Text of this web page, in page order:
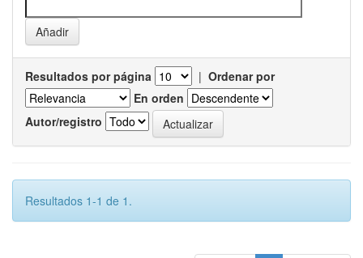
Resultados por página | Ordenar por
En orden
Autor/registro
Resultados 1-1 de 1.